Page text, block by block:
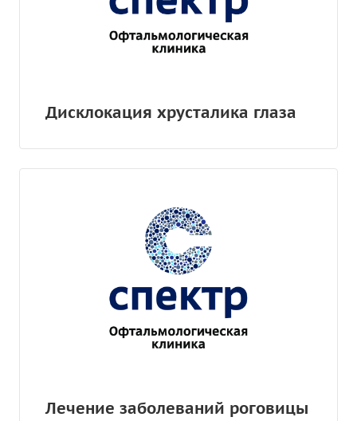
Дисклокация хрусталика глаза
Лечение заболеваний роговицы